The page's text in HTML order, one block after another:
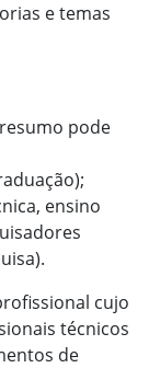
e temas
pode
ensino
cujo
técnicos
de